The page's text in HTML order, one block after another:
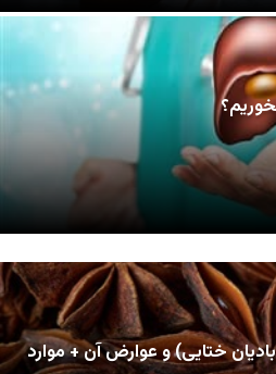
ختایی) و عوارض آن + موارد